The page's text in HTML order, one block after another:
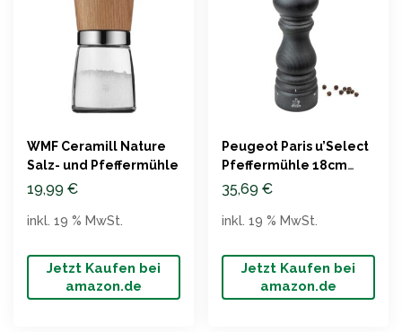
WMF Ceramill Nature
Salz- und Pfeffermühle
19,99 €
Jetzt Kaufen bei
amazon.de
inkl. 19 % MwSt.
Peugeot Paris u’Select
Pfeffermühle 18cm
Graphit
35,69 €
Jetzt Kaufen bei
amazon.de
inkl. 19 % MwSt.